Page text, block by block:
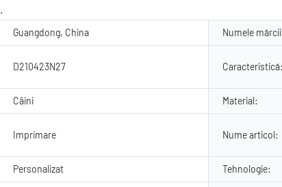
Guangdong, China Numele
D210423N27 Caracteristică:
Câini Material:
Imprimare Nume articol:
Personalizat Tehnologie: